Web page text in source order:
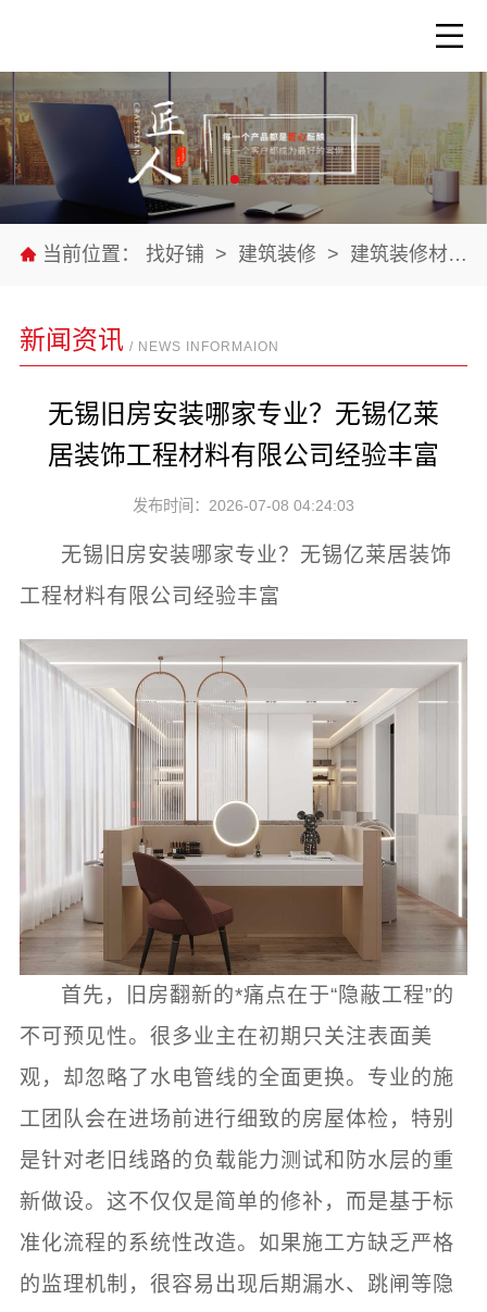
当前位置： 找好铺 > 建筑装修 > 建筑装修材料
新闻资讯 / NEWS INFORMAION
无锡旧房安装哪家专业？无锡亿莱
居装饰工程材料有限公司经验丰富
发布时间：2026-07-08 04:24:03
无锡旧房安装哪家专业？无锡亿莱居装饰
工程材料有限公司经验丰富
首先，旧房翻新的*痛点在于“隐蔽工程”的
不可预见性。很多业主在初期只关注表面美
观，却忽略了水电管线的全面更换。专业的施
工团队会在进场前进行细致的房屋体检，特别
是针对老旧线路的负载能力测试和防水层的重
新做设。这不仅仅是简单的修补，而是基于标
准化流程的系统性改造。如果施工方缺乏严格
的监理机制，很容易出现后期漏水、跳闸等隐